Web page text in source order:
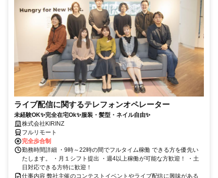
ライブ配信に関するテレフォンオペレーター
未経験OK✨完全在宅Ok✨服装・髪型・ネイル自由✨
株式会社KIRINZ
フルリモート
完全歩合制
勤務時間詳細 ・9時～22時の間でフルタイム稼働 できる方を優先い
たします。 ・月１シフト提出 ・週4以上稼働が可能な方歓迎！ ・土
日対応できる方特に歓迎！
仕事内容 弊社主催のコンテストイベントやライブ配信に興味がある